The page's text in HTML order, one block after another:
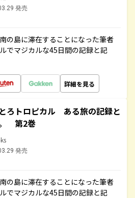
発売
の島に滞在することになった筆者
でマジカルな45日間の記録と記
詳細を見る
ろトロピカル ある旅の記録と
第2巻
発売
の島に滞在することになった筆者
でマジカルな45日間の記録と記